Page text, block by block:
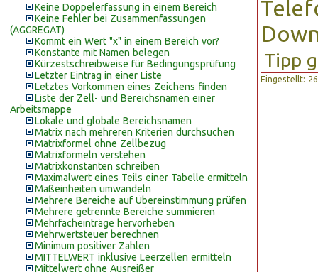
Keine Doppelerfassung in einem Bereich
Keine Fehler bei Zusammenfassungen
(AGGREGAT)
Kommt ein Wert "x" in einem Bereich vor?
Konstante mit Namen belegen
Kürzestschreibweise für Bedingungsprüfung
Letzter Eintrag in einer Liste
Letztes Vorkommen eines Zeichens finden
Liste der Zell- und Bereichsnamen einer
Arbeitsmappe
Lokale und globale Bereichsnamen
Matrix nach mehreren Kriterien durchsuchen
Matrixformel ohne Zellbezug
Matrixformeln verstehen
Matrixkonstanten schreiben
Maximalwert eines Teils einer Tabelle ermitteln
Maßeinheiten umwandeln
Mehrere Bereiche auf Übereinstimmung prüfen
Mehrere getrennte Bereiche summieren
Mehrfacheinträge hervorheben
Mehrwertsteuer berechnen
Minimum positiver Zahlen
MITTELWERT inklusive Leerzellen ermitteln
Mittelwert ohne Ausreißer
Tipp
Eingestellt: